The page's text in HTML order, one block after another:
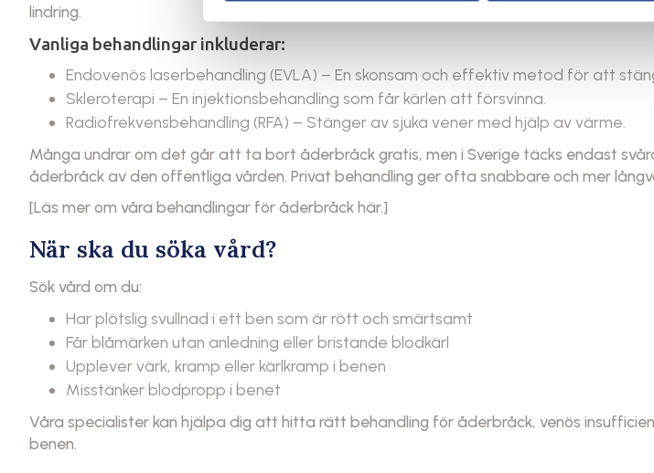
lindring.
Vanliga behandlingar inkluderar:
Endovenös laserbehandling (EVLA) – En skonsam och effektiv metod för att
Skleroterapi – En injektionsbehandling som får kärlen att försvinna.
Radiofrekvensbehandling (RFA) – Stänger av sjuka vener med hjälp av värme.
Många undrar om det går att ta bort åderbråck gratis, men i Sverige täcks endast
åderbråck av den offentliga vården. Privat behandling ger ofta snabbare och mer
[Läs mer om våra behandlingar för åderbråck här.]
När ska du söka vård?
Sök vård om du:
Har plötslig svullnad i ett ben som är rött och smärtsamt
Får blåmärken utan anledning eller bristande blodkärl
Upplever värk, kramp eller kärlkramp i benen
Misstänker blodpropp i benet
Våra specialister kan hjälpa dig att hitta rätt behandling för åderbråck, venös
benen.